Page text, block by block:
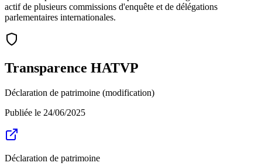
actif de plusieurs commissions d'enquête et de délégations
parlementaires internationales.
Transparence HATVP
Déclaration de patrimoine (modification)
Publiée le 24/06/2025
Déclaration de patrimoine